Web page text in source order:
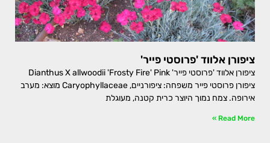
ציפורן אלווד 'פרוסטי פייר'
ציפורן פרוסטי פייר משפחה: ציפורניים, Caryophyllaceae מוצא: מערב
אירופה. צמח נמוך היוצר כרית קטנה, מעוגלת
Read More »